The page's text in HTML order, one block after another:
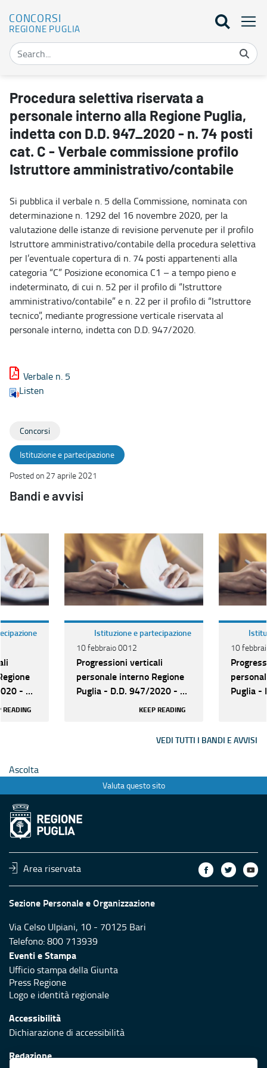
CONCORSI
REGIONE PUGLIA
Procedura selettiva riservata a personale interno alla Regione
Procedura selettiva riservata a
personale interno alla Regione Puglia,
indetta con D.D. 947_2020 - n. 74 posti
cat. C - Verbale commissione profilo
Istruttore amministrativo/contabile
Si pubblica il verbale n. 5 della Commissione, nominata con
determinazione n. 1292 del 16 novembre 2020, per la
valutazione delle istanze di revisione pervenute per il profilo
Istruttore amministrativo/contabile della procedura selettiva
per l’eventuale copertura di n. 74 posti appartenenti alla
categoria “C” Posizione economica C1 – a tempo pieno e
indeterminato, di cui n. 52 per il profilo di “Istruttore
amministrativo/contabile” e n. 22 per il profilo di “Istruttore
tecnico”, mediante progressione verticale riservata al
personale interno, indetta con D.D. 947/2020.
Verbale n. 5
Listen
Concorsi
Istituzione e partecipazione
Posted on 27 aprile 2021
Bandi e avvisi
- N.
READING
Istituzione e partecipazione
10 febbraio 0012
Progressioni verticali
personale interno Regione
Puglia - D.D. 947/2020 - N.
KEEP READING
10
Puglia -
VEDI TUTTI I BANDI E AVVISI
Ascolta
Valuta questo sito
Area riservata
Sezione Personale e Organizzazione
Via Celso Ulpiani, 10 - 70125 Bari
Telefono: 800 713939
Eventi e Stampa
Ufficio stampa della Giunta
Press Regione
Logo e identità regionale
Accessibilità
Dichiarazione di accessibilità
Redazione